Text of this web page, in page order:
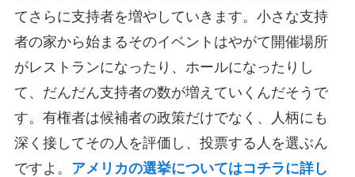
てさらに支持者を増やしていきます。小さな支持
者の家から始まるそのイベントはやがて開催場所
がレストランになったり、ホールになったりし
て、だんだん支持者の数が増えていくんだそうで
す。有権者は候補者の政策だけでなく、人柄にも
深く接してその人を評価し、投票する人を選ぶん
ですよ。 アメリカの選挙についてはコチラに詳し